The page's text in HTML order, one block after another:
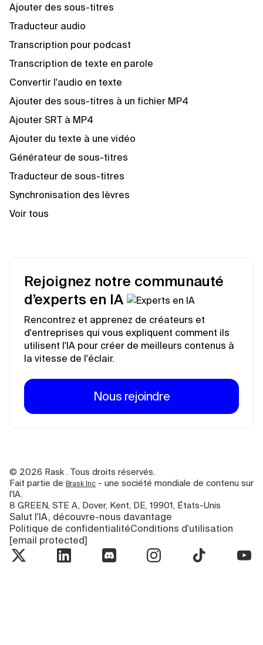
Ajouter des sous-titres
Traducteur audio
Transcription pour podcast
Transcription de texte en parole
Convertir l'audio en texte
Ajouter des sous-titres à un fichier MP4
Ajouter SRT à MP4
Ajouter du texte à une vidéo
Générateur de sous-titres
Traducteur de sous-titres
Synchronisation des lèvres
Voir tous
Rejoignez notre communauté
d’experts en IA
Rencontrez et apprenez de créateurs et
d'entreprises qui vous expliquent comment ils
utilisent l'IA pour créer de meilleurs contenus à
la vitesse de l'éclair.
Nous rejoindre
© 2026 Rask . Tous droits réservés.
Fait partie de Brask Inc - une société mondiale de contenu sur
l'IA.
8 GREEN, STE A, Dover, Kent, DE, 19901, États-Unis
Salut l'IA, découvre-nous davantage
Politique de confidentialitéConditions d'utilisation
[email protected]